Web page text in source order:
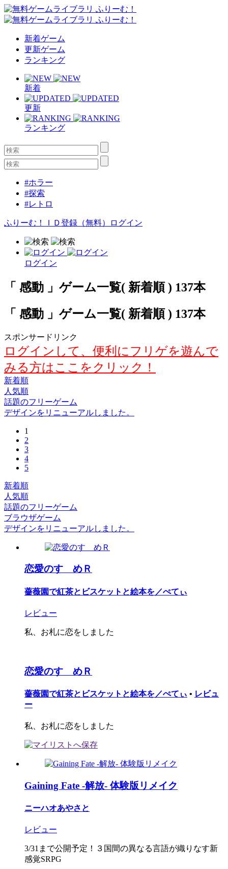
新着ゲーム
更新ゲーム
ランキング
新着
更新
ランキング
#ホラー
#探索
#レトロ
ふりーむ！ＩＤ登録（無料） ログイン
ログイン
「 感動 」ゲーム一覧( 新着順 ) 137本
「 感動 」ゲーム一覧( 新着順 ) 137本
スポンサードリンク
ログインして、便利にフリゲを遊んで
みる方はここをクリック！
新着順
人気順
話題のフリーゲーム
デザインをリニューアルしました。
1
2
3
4
5
新着順
人気順
話題のフリーゲーム
ブラウザゲーム
デザインをリニューアルしました。
恋愛のすゝめＲ
薔薇園で紅茶とビスケットと絵本を／ぺてぃ
レビュー
私、お札に恋をしました
恋愛のすゝめＲ
薔薇園で紅茶とビスケットと絵本を／ぺてぃ • レビュ
ー
私、お札に恋をしました
Gaining Fate -解放- 体験版リメイク
ニーハオあやさと
レビュー
3/31まで公開予定！３国間の異なる言語が織りなす新
感覚SRPG